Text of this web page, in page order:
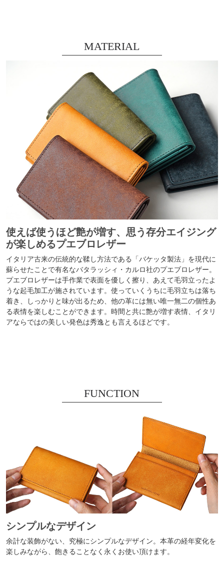
MATERIAL
使えば使うほど艶が増す、思う存分エイジング
が楽しめるプエブロレザー
イタリア古来の伝統的な鞣し方法である「バケッタ製法」を現代に
蘇らせたことで有名なバタラッシィ・カルロ社のプエブロレザー。
プエブロレザーは手作業で表面を優しく擦り、あえて毛羽立ったよ
うな起毛加工が施されています。使っていくうちに毛羽立ちは落ち
着き、しっかりと味が出るため、他の革には無い唯一無二の個性あ
る表情を楽しむことができます。時間と共に艶が増す表情、イタリ
アならではの美しい発色は秀逸とも言えるほどです。
FUNCTION
シンプルなデザイン
余計な装飾がない、究極にシンプルなデザイン。本革の経年変化を
楽しみながら、飽きることなく永くお使い頂けます。